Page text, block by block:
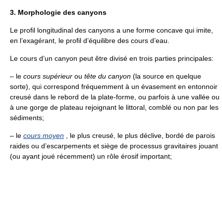
3. Morphologie des canyons
Le profil longitudinal des canyons a une forme concave qui imite,
en l’exagérant, le profil d’équilibre des cours d’eau.
Le cours d’un canyon peut être divisé en trois parties principales:
– le cours supérieur ou tête du canyon (la source en quelque
sorte), qui correspond fréquemment à un évasement en entonnoir
creusé dans le rebord de la plate-forme, ou parfois à une vallée ou
à une gorge de plateau rejoignant le littoral, comblé ou non par les
sédiments;
– le cours moyen , le plus creusé, le plus déclive, bordé de parois
raides ou d’escarpements et siège de processus gravitaires jouant
(ou ayant joué récemment) un rôle érosif important;